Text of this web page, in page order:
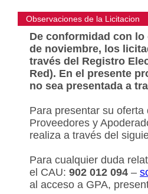
Observaciones de la Licitacion
De conformidad con lo
de noviembre, los
través del Registro
Red). En el presente
no sea presentada a
Para presentar su
Proveedores y
realiza a través del
Para cualquier duda
el CAU: 902 012 094 –
al acceso a GPA,